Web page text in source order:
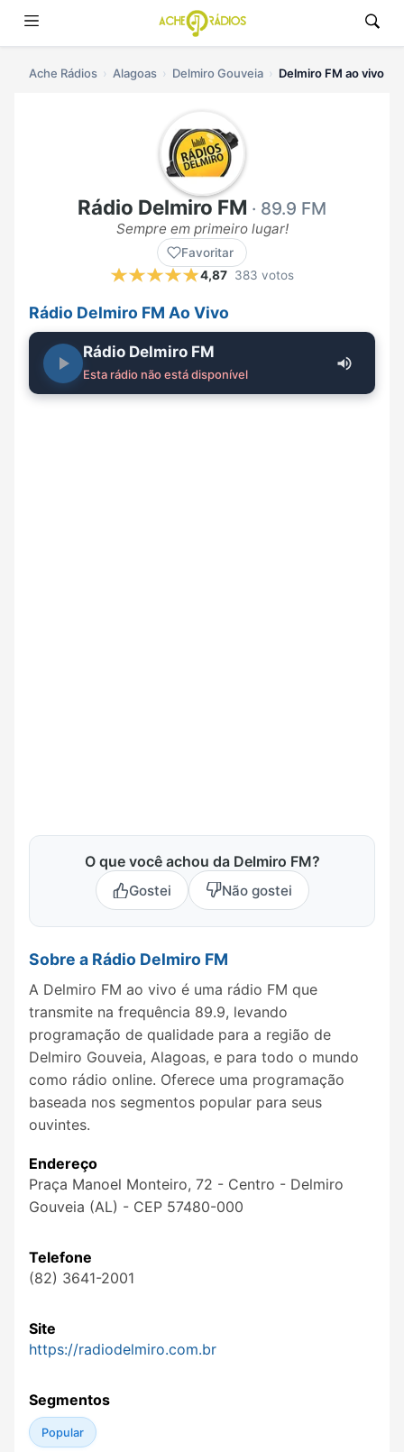
Ache Rádios Alagoas Delmiro Gouveia Delmiro FM ao vivo
Rádio Delmiro FM · 89.9 FM
Sempre em primeiro lugar!
Favoritar
4,87 383 votos
Rádio Delmiro FM Ao Vivo
Rádio Delmiro FM
Esta rádio não está disponível
O que você achou da Delmiro FM?
Gostei Não gostei
Sobre a Rádio Delmiro FM
A Delmiro FM ao vivo é uma rádio FM que
transmite na frequência 89.9, levando
programação de qualidade para a região de
Delmiro Gouveia, Alagoas, e para todo o mundo
como rádio online. Oferece uma programação
baseada nos segmentos popular para seus
ouvintes.
Endereço
Praça Manoel Monteiro, 72 - Centro - Delmiro
Gouveia (AL) - CEP 57480-000
Telefone
(82) 3641-2001
Site
https://radiodelmiro.com.br
Segmentos
Popular